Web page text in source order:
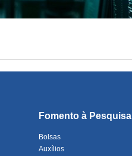
Fomento à Pesquisa
Bolsas
Auxílios